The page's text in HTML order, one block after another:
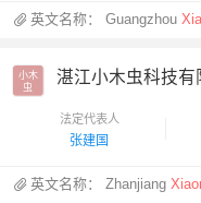
英文名称：Guangzhou
小木
虫
湛江小木虫科技有
法定代表人
张建国
英文名称：Zhanjiang